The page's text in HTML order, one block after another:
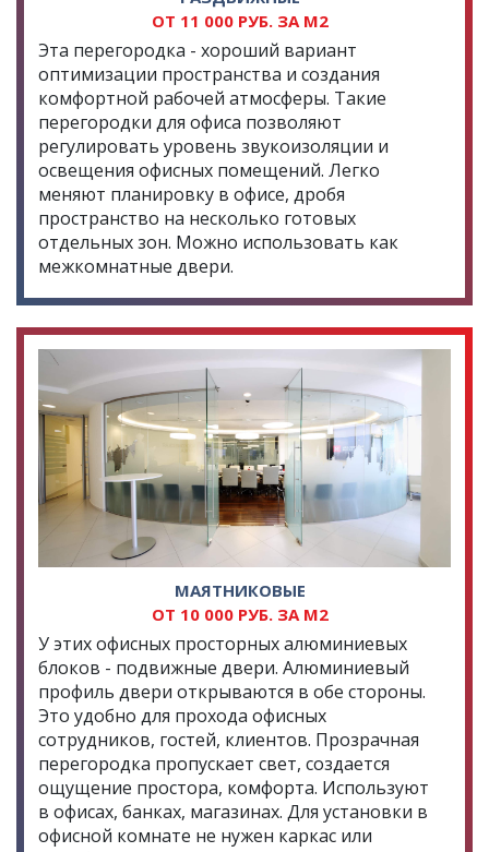
ОТ 11 000 РУБ. ЗА М2
Эта перегородка - хороший вариант
оптимизации пространства и создания
комфортной рабочей атмосферы. Такие
перегородки для офиса позволяют
регулировать уровень звукоизоляции и
освещения офисных помещений. Легко
меняют планировку в офисе, дробя
пространство на несколько готовых
отдельных зон. Можно использовать как
межкомнатные двери.
МАЯТНИКОВЫЕ
ОТ 10 000 РУБ. ЗА М2
У этих офисных просторных алюминиевых
блоков - подвижные двери. Алюминиевый
профиль двери открываются в обе стороны.
Это удобно для прохода офисных
сотрудников, гостей, клиентов. Прозрачная
перегородка пропускает свет, создается
ощущение простора, комфорта. Используют
в офисах, банках, магазинах. Для установки в
офисной комнате не нужен каркас или